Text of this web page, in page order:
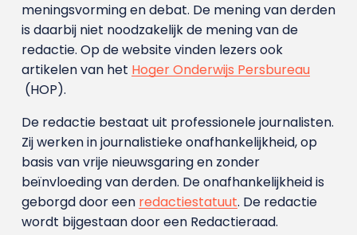
meningsvorming en debat. De mening van derden
is daarbij niet noodzakelijk de mening van de
redactie. Op de website vinden lezers ook
artikelen van het Hoger Onderwijs Persbureau
(HOP).
De redactie bestaat uit professionele journalisten.
Zij werken in journalistieke onafhankelijkheid, op
basis van vrije nieuwsgaring en zonder
beïnvloeding van derden. De onafhankelijkheid is
geborgd door een redactiestatuut. De redactie
wordt bijgestaan door een Redactieraad.